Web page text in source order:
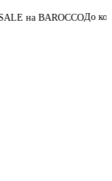
До конца акции04: